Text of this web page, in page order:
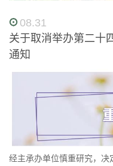
08.31
关于取消举办第二十
通知
经主承办单位慎重研究，决